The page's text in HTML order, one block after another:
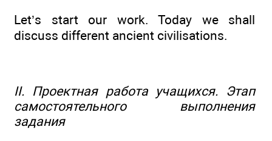
Let’s start our work. Today we shall
discuss different ancient civilisations.
II. Проектная работа учащихся. Этап
самостоятельного выполнения
задания